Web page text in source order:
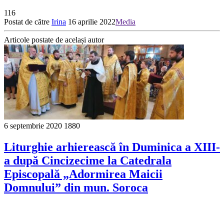
116
Postat de către Irina 16 aprilie 2022Media
Articole postate de același autor
6 septembrie 2020 1880
Liturghie arhierească în Duminica a XIII-
a după Cincizecime la Catedrala
Episcopală „Adormirea Maicii
Domnului” din mun. Soroca